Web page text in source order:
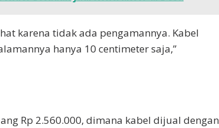
karena tidak ada pengamannya. Kabel
hanya 10 centimeter saja,”
Rp 2.560.000, dimana kabel dijual dengan